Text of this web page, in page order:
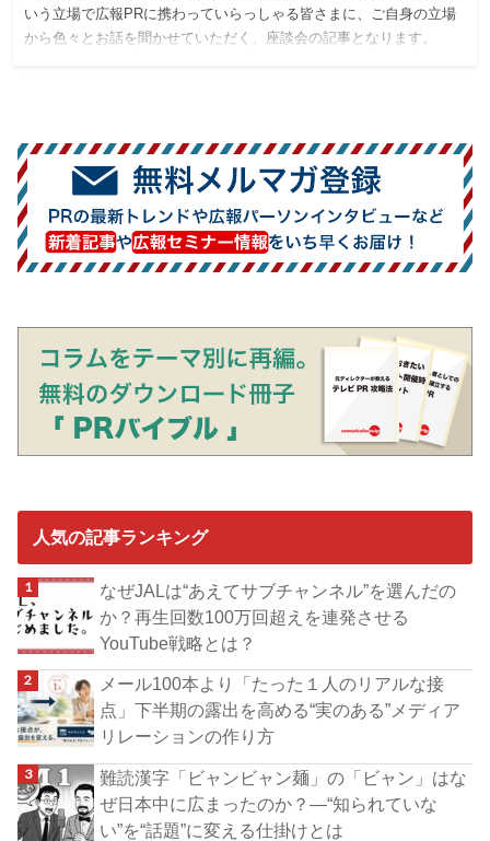
いう立場で広報PRに携わっていらっしゃる皆さまに、ご自身の立場
から色々とお話を聞かせていただく、座談会の記事となります。
人気の記事ランキング
なぜJALは“あえてサブチャンネル”を選んだの
か？再生回数100万回超えを連発させる
YouTube戦略とは？
メール100本より「たった１人のリアルな接
点」下半期の露出を高める“実のある”メディア
リレーションの作り方
難読漢字「ビャンビャン麺」の「ビャン」はな
ぜ日本中に広まったのか？―“知られていな
い”を“話題”に変える仕掛けとは